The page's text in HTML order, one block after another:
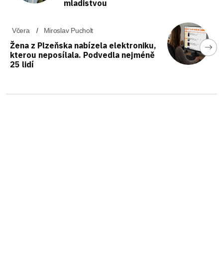
mladistvou
Včera Miroslav Pucholt
Žena z Plzeňska nabízela elektroniku,
kterou neposílala. Podvedla nejméně
25 lidí